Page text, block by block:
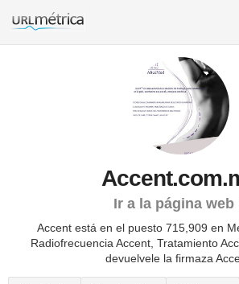
Ir a la página web
Accent está en el puesto 715,909 en
Radiofrecuencia Accent, Tratamiento
devuelvele la firmaza